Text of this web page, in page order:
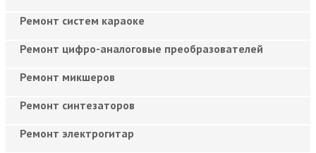
Ремонт систем караоке
Ремонт цифро-аналоговые преобразователей
Ремонт микшеров
Ремонт синтезаторов
Ремонт электрогитар